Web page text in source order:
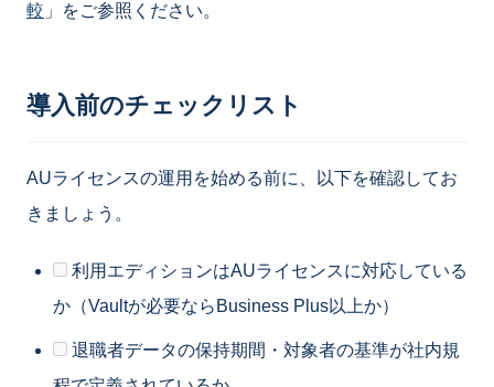
較 」をご参照ください。
導入前のチェックリスト
AUライセンスの運用を始める前に、以下を確認してお
きましょう。
利用エディションはAUライセンスに対応している
か（Vaultが必要ならBusiness Plus以上か）
退職者データの保持期間・対象者の基準が社内規